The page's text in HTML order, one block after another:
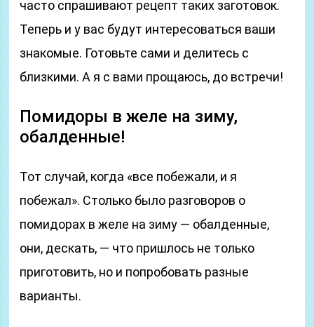
часто спрашивают рецепт таких заготовок.
Теперь и у вас будут интересоваться ваши
знакомые. Готовьте сами и делитесь с
близкими. А я с вами прощаюсь, до встречи!
Помидоры в желе на зиму,
обалденные!
Тот случай, когда «все побежали, и я
побежал». Столько было разговоров о
помидорах в желе на зиму — обалденные,
они, дескать, — что пришлось не только
приготовить, но и попробовать разные
варианты.